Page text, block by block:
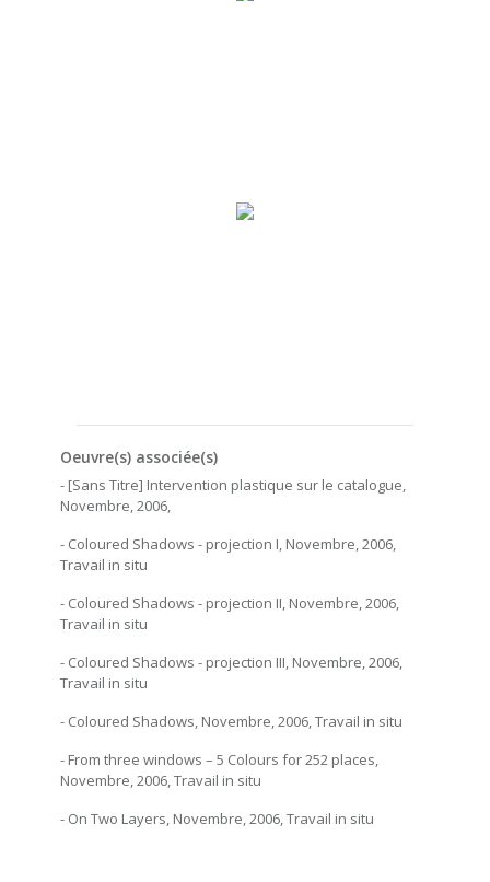
Oeuvre(s) associée(s)
- [Sans Titre] Intervention plastique sur le catalogue,
Novembre, 2006,
- Coloured Shadows - projection I, Novembre, 2006,
Travail in situ
- Coloured Shadows - projection II, Novembre, 2006,
Travail in situ
- Coloured Shadows - projection III, Novembre, 2006,
Travail in situ
- Coloured Shadows, Novembre, 2006, Travail in situ
- From three windows – 5 Colours for 252 places,
Novembre, 2006, Travail in situ
- On Two Layers, Novembre, 2006, Travail in situ